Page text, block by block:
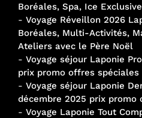
Boréales, Spa, Ice
- Voyage Réveillon 2026
Boréales, Multi-Activités,
Ateliers avec le Père Noël
- Voyage séjour Laponie
prix promo offres spéciales
- Voyage séjour Laponie
décembre 2025 prix promo
- Voyage Laponie Tout